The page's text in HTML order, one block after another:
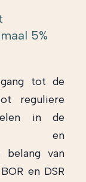
5%
tot de
reguliere
in de
en
belang van
en DSR